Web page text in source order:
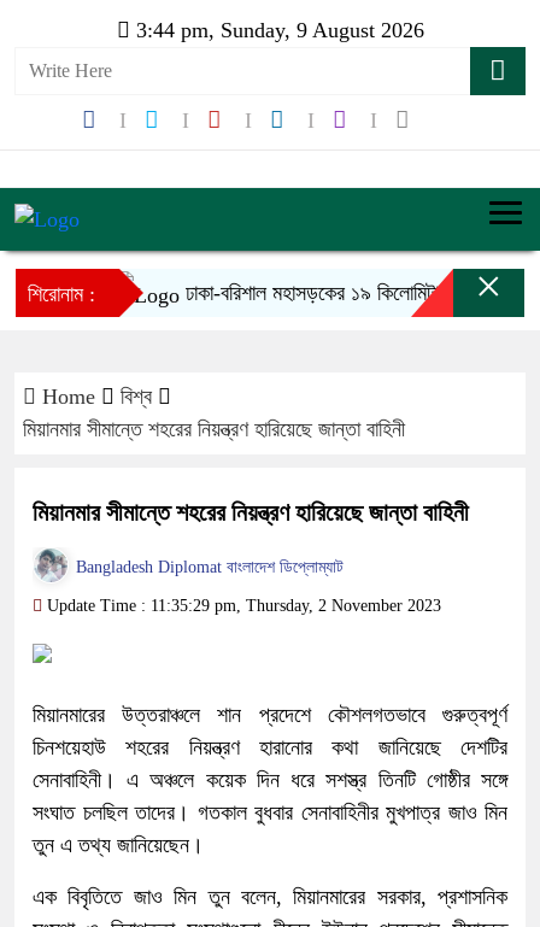
3:44 pm, Sunday, 9 August 2026
শিরোনাম : ঢাকা-বরিশাল মহাসড়কের ১৯ কিলোমিটারে খানাখন্দ, বাড়ছে
×
Home
বিশ্ব
মিয়ানমার সীমান্তে শহরের নিয়ন্ত্রণ হারিয়েছে জান্তা বাহিনী
মিয়ানমার সীমান্তে শহরের নিয়ন্ত্রণ হারিয়েছে জান্তা বাহিনী
Bangladesh Diplomat বাংলাদেশ ডিপ্লোম্যাট
Update Time : 11:35:29 pm, Thursday, 2 November 2023
মিয়ানমারের উত্তরাঞ্চলে শান প্রদেশে কৌশলগতভাবে গুরুত্বপূর্ণ
চিনশয়েহাউ শহরের নিয়ন্ত্রণ হারানোর কথা জানিয়েছে দেশটির
সেনাবাহিনী। এ অঞ্চলে কয়েক দিন ধরে সশস্ত্র তিনটি গোষ্ঠীর সঙ্গে
সংঘাত চলছিল তাদের। গতকাল বুধবার সেনাবাহিনীর মুখপাত্র জাও মিন
তুন এ তথ্য জানিয়েছেন।
এক বিবৃতিতে জাও মিন তুন বলেন, মিয়ানমারের সরকার, প্রশাসনিক